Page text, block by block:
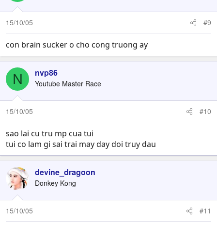
15/10/05 #9
con brain sucker o cho cong truong ay
N nvp86
Youtube Master Race
15/10/05 #10
sao lai cu tru mp cua tui
tui co lam gi sai trai may day doi truy dau
devine_dragoon
Donkey Kong
15/10/05 #11